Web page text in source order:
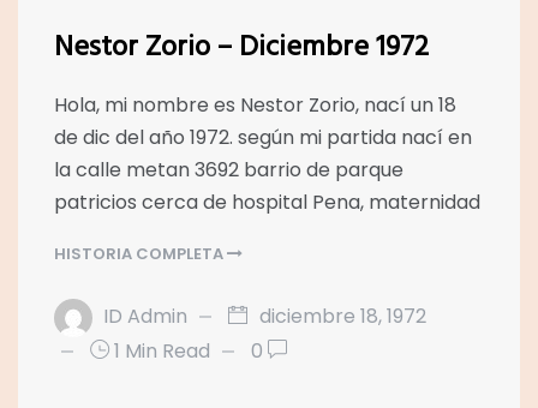
Nestor Zorio – Diciembre 1972
Hola, mi nombre es Nestor Zorio, nací un 18
de dic del año 1972. según mi partida nací en
la calle metan 3692 barrio de parque
patricios cerca de hospital Pena, maternidad
HISTORIA COMPLETA
ID Admin
diciembre 18, 1972
1 Min Read
0